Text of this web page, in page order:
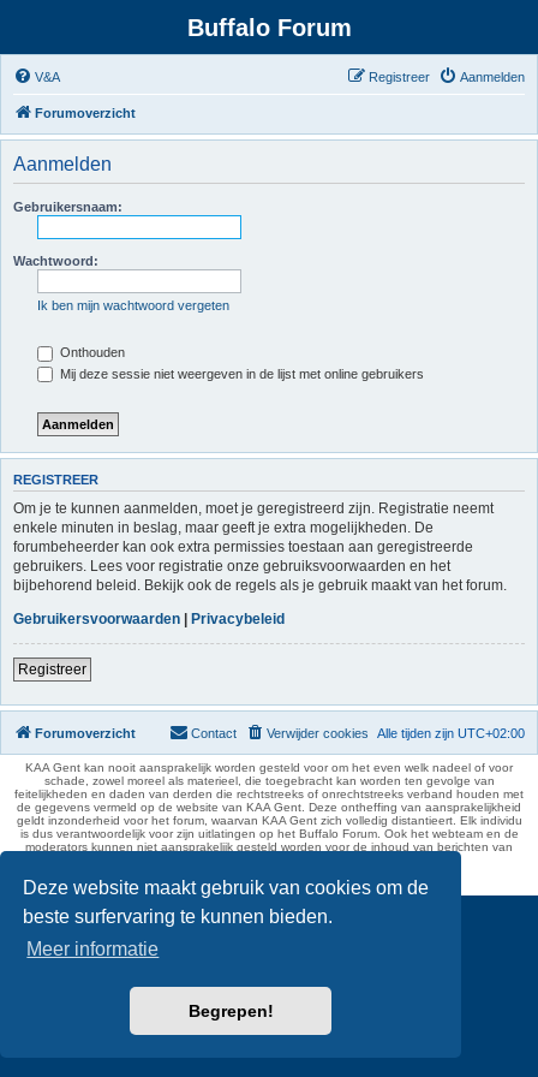
Deze website maakt gebruik van cookies om de
beste surfervaring te kunnen bieden.
Meer informatie
Begrepen!
Buffalo Forum
V&A Aanmelden
Registreer
Forumoverzicht
Aanmelden
Gebruikersnaam:
Wachtwoord:
Ik ben mijn wachtwoord vergeten
Onthouden
Mij deze sessie niet weergeven in de lijst met online gebruikers
REGISTREER
Om je te kunnen aanmelden, moet je geregistreerd zijn. Registratie neemt
enkele minuten in beslag, maar geeft je extra mogelijkheden. De
forumbeheerder kan ook extra permissies toestaan aan geregistreerde
gebruikers. Lees voor registratie onze gebruiksvoorwaarden en het
bijbehorend beleid. Bekijk ook de regels als je gebruik maakt van het forum.
Gebruikersvoorwaarden | Privacybeleid
Registreer
Forumoverzicht Alle tijden zijn UTC+02:00
Verwijder cookies
Contact
KAA Gent kan nooit aansprakelijk worden gesteld voor om het even welk nadeel of voor
schade, zowel moreel als materieel, die toegebracht kan worden ten gevolge van
feitelijkheden en daden van derden die rechtstreeks of onrechtstreeks verband houden met
de gegevens vermeld op de website van KAA Gent. Deze ontheffing van aansprakelijkheid
geldt inzonderheid voor het forum, waarvan KAA Gent zich volledig distantieert. Elk individu
is dus verantwoordelijk voor zijn uitlatingen op het Buffalo Forum. Ook het webteam en de
moderators kunnen niet aansprakelijk gesteld worden voor de inhoud van berichten van